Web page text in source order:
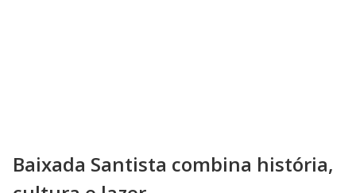
Baixada Santista combina história,